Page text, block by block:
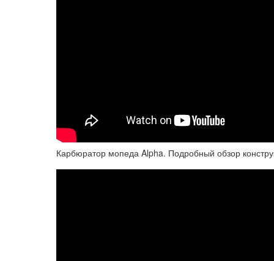
Карбюратор мопеда Alpha. Подробный обзор